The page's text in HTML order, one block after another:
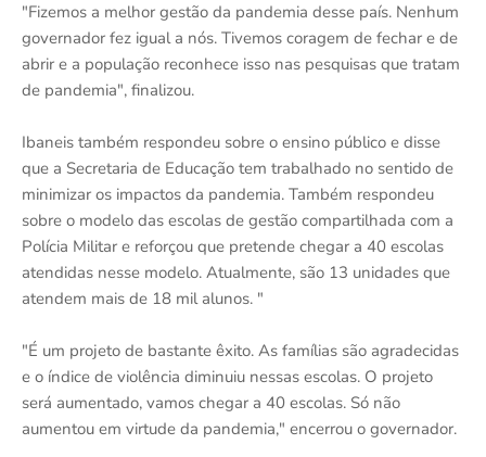
"Fizemos a melhor gestão da pandemia desse país. Nenhum
governador fez igual a nós. Tivemos coragem de fechar e de
abrir e a população reconhece isso nas pesquisas que tratam
de pandemia", finalizou.
Ibaneis também respondeu sobre o ensino público e disse
que a Secretaria de Educação tem trabalhado no sentido de
minimizar os impactos da pandemia. Também respondeu
sobre o modelo das escolas de gestão compartilhada com a
Polícia Militar e reforçou que pretende chegar a 40 escolas
atendidas nesse modelo. Atualmente, são 13 unidades que
atendem mais de 18 mil alunos. "
"É um projeto de bastante êxito. As famílias são agradecidas
e o índice de violência diminuiu nessas escolas. O projeto
será aumentado, vamos chegar a 40 escolas. Só não
aumentou em virtude da pandemia," encerrou o governador.